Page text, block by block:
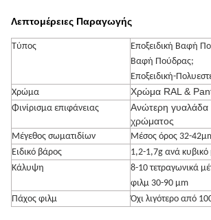
Λεπτομέρειες Παραγωγής
Τύπος
Εποξειδική Βαφή
Βαφή Πούδρας;
Εποξειδική-
Χρώμα
Χρώμα RAL &
Φινίρισμα επιφάνειας
Ανώτερη γυαλάδα
χρώματος
Μέγεθος σωματιδίων
Μέσος όρος 32-
Ειδικό βάρος
1,2-1,7g ανά κυβικό
Κάλυψη
8-10 τετραγωνικά
φιλμ 30-90 μm
Πάχος φιλμ
Όχι λιγότερο από